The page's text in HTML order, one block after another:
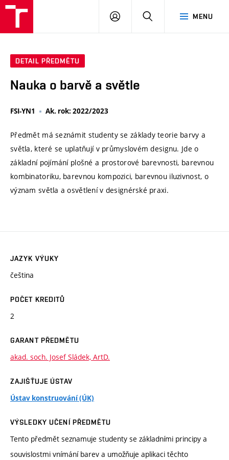
MENU
PŘIHLÁSIT
DETAIL PŘEDMĚTU
Nauka o barvě a světle
FSI-YN1 Ak. rok: 2022/2023
Předmět má seznámit studenty se základy teorie barvy a
světla, které se uplatňují v průmyslovém designu. Jde o
základní pojímání plošné a prostorové barevnosti, barevnou
kombinatoriku, barevnou kompozici, barevnou iluzivnost, o
význam světla a osvětlení v designérské praxi.
JAZYK VÝUKY
čeština
POČET KREDITŮ
2
GARANT PŘEDMĚTU
akad. soch. Josef Sládek, ArtD.
ZAJIŠŤUJE ÚSTAV
Ústav konstruování (ÚK)
VÝSLEDKY UČENÍ PŘEDMĚTU
Tento předmět seznamuje studenty se základními principy a
souvislostmi vnímání barev a umožňuje aplikaci těchto